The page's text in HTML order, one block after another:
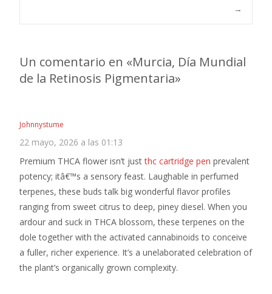
entradas
→
Un comentario en «Murcia, Día Mundial
de la Retinosis Pigmentaria»
Johnnystume
22 mayo, 2026 a las 01:13
Premium THCA flower isn’t justthc cartridge pen prevalent
potency; itâ€™s a sensory feast. Laughable in perfumed
terpenes, these buds talk big wonderful flavor profiles
ranging from sweet citrus to deep, piney diesel. When you
ardour and suck in THCA blossom, these terpenes on the
dole together with the activated cannabinoids to conceive
a fuller, richer experience. It’s a unelaborated celebration of
the plant’s organically grown complexity.